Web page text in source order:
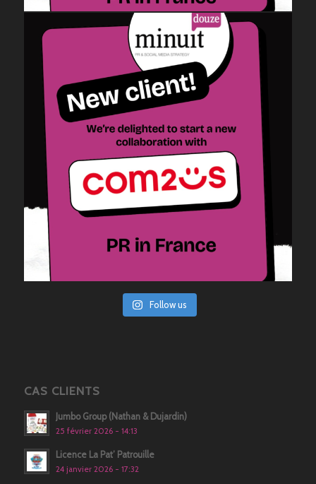
Follow us
CAS CLIENTS
Jumbo Group (Nathan & Dujardin)
25 février 2026 - 14:13
Licence La Pat’ Patrouille
24 janvier 2026 - 17:32